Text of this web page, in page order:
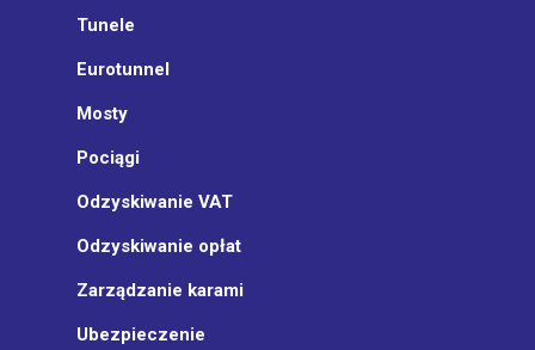
Tunele
Eurotunnel
Mosty
Pociągi
Odzyskiwanie VAT
Odzyskiwanie opłat
Zarządzanie karami
Ubezpieczenie